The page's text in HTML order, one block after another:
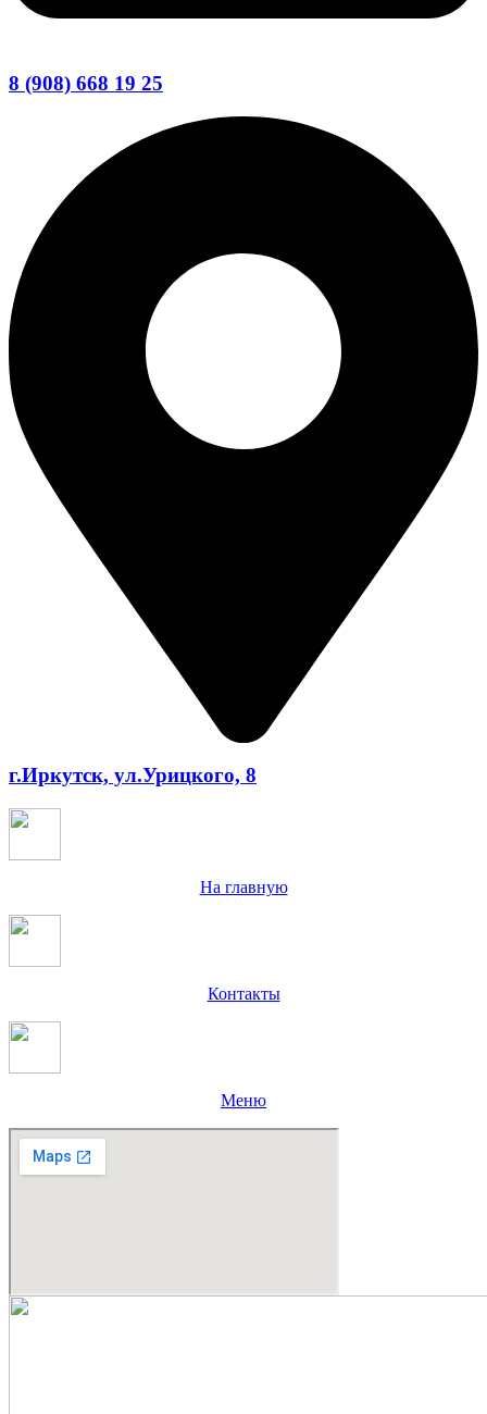
8 (908) 668 19 25
г.Иркутск, ул.Урицкого, 8
На главную
Контакты
Меню